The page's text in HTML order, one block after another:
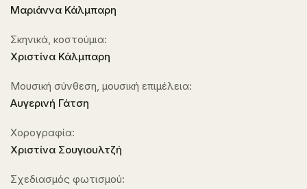
Μαριάννα Κάλμπαρη
Σκηνικά, κοστούμια:
Χριστίνα Κάλμπαρη
Μουσική σύνθεση, μουσική επιμέλεια:
Αυγερινή Γάτση
Χορογραφία:
Χριστίνα Σουγιουλτζή
Σχεδιασμός φωτισμού: